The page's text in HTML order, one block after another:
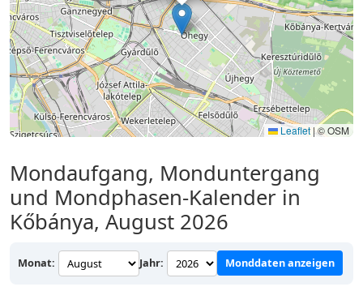
Leaflet|© OSM
Mondaufgang, Monduntergang
und Mondphasen-Kalender in
Kőbánya, August 2026
Monat: Jahr: Monddaten anzeigen